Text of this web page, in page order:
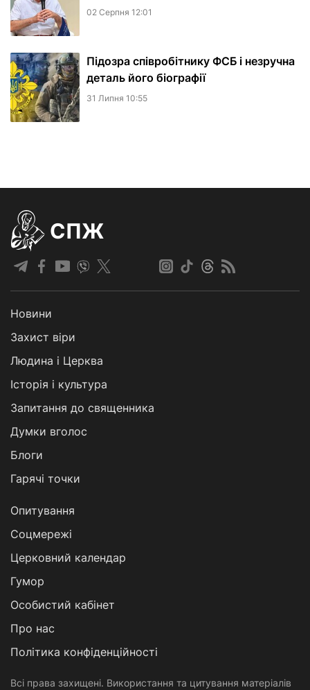
02 Серпня 12:01
Підозра співробітнику ФСБ і незручна
деталь його біографії
31 Липня 10:55
СПЖ
Новини
Захист віри
Людина і Церква
Історія і культура
Запитання до священника
Думки вголос
Блоги
Гарячі точки
Опитування
Соцмережі
Церковний календар
Гумор
Особистий кабінет
Про нас
Політика конфіденційності
Всі права захищені. Використання та цитування матеріалів